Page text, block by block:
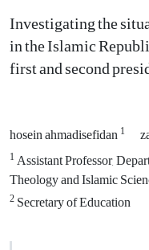
Investigating the
in the Islamic
first and second
hosein ahmadisefidan1
1Assistant Professor,
Theology and Islamic
2Secretary of Education